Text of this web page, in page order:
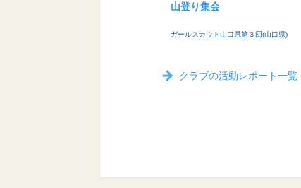
山登り集会
ガールスカウト山口県第３団(山口県)
クラブの活動レポート一覧